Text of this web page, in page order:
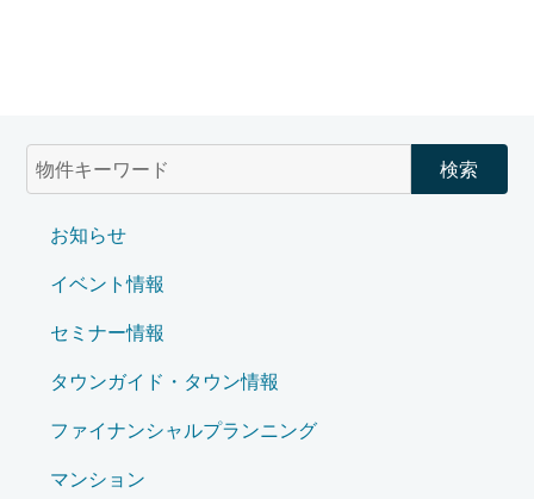
お知らせ
イベント情報
セミナー情報
タウンガイド・タウン情報
ファイナンシャルプランニング
マンション